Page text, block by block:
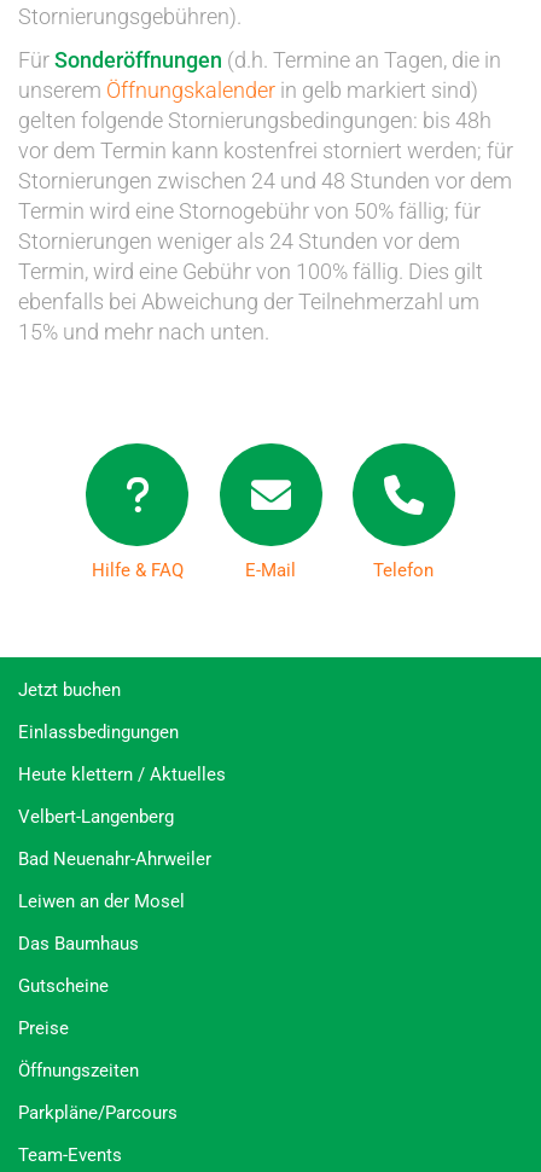
Stornierungsgebühren).
FürSonderöffnungen (d.h. Termine an Tagen, die in
unserem Öffnungskalender in gelb markiert sind)
gelten folgende Stornierungsbedingungen: bis 48h
vor dem Termin kann kostenfrei storniert werden; für
Stornierungen zwischen 24 und 48 Stunden vor dem
Termin wird eine Stornogebühr von 50% fällig; für
Stornierungen weniger als 24 Stunden vor dem
Termin, wird eine Gebühr von 100% fällig. Dies gilt
ebenfalls bei Abweichung der Teilnehmerzahl um
15% und mehr nach unten.
Hilfe & FAQ E-Mail Telefon
Jetzt buchen
Einlassbedingungen
Heute klettern / Aktuelles
Velbert-Langenberg
Bad Neuenahr-Ahrweiler
Leiwen an der Mosel
Das Baumhaus
Gutscheine
Preise
Öffnungszeiten
Parkpläne/Parcours
Team-Events